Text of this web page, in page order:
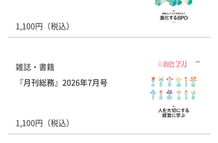
1,100円（税込）
雑誌・書籍
『月刊総務』2026年7月号
1,100円（税込）